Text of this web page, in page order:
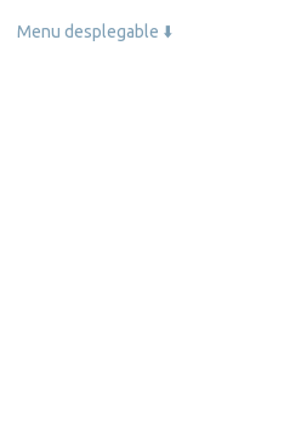
Menu desplegable ⬇️